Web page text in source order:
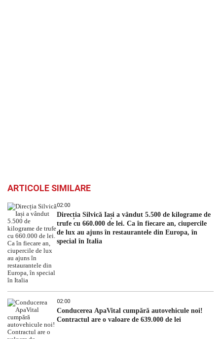
ARTICOLE SIMILARE
02:00
Direcția Silvică Iași a vândut 5.500 de kilograme de
trufe cu 660.000 de lei. Ca în fiecare an, ciupercile
de lux au ajuns în restaurantele din Europa, în
special în Italia
02:00
Conducerea ApaVital cumpără autovehicule noi!
Contractul are o valoare de 639.000 de lei